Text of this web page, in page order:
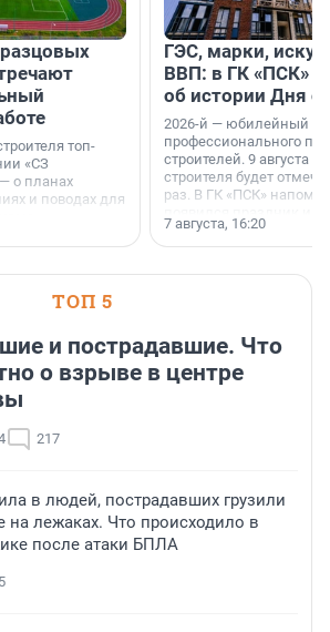
топ-
«СЗ
о планах
и поводах для
ГЭС, марки,
ВВП: в ГК «ПСК»
об истории Дня
2026-й — юбилейный
профессионального
строителей. 9 августа
строителя будет
раз. В ГК «ПСК»
поменялась роль
7 августа, 16:20
ТОП 5
и пострадавшие. Что
о взрыве в центре
217
в людей, пострадавших грузили
на лежаках. Что происходило в
после атаки БПЛА